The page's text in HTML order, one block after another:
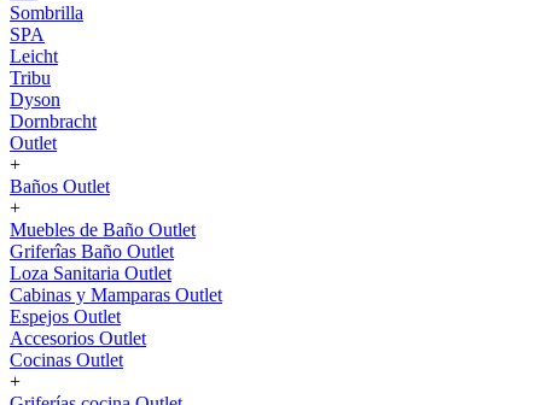
Sombrilla
SPA
Leicht
Tribu
Dyson
Dornbracht
Outlet
+
Baños Outlet
+
Muebles de Baño Outlet
Griferîas Baño Outlet
Loza Sanitaria Outlet
Cabinas y Mamparas Outlet
Espejos Outlet
Accesorios Outlet
Cocinas Outlet
+